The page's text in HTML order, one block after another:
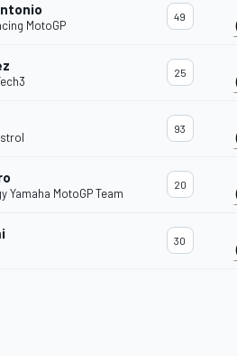
MotoGP
49
25
93
Yamaha MotoGP Team
20
30